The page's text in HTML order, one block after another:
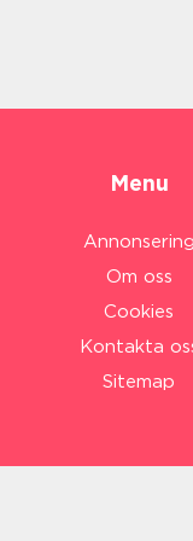
Menu
Om oss
Cookies
Kontakta
Sitemap